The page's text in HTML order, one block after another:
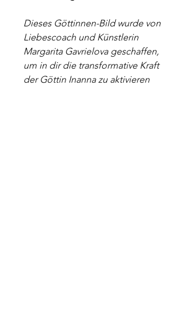
Dieses Göttinnen-Bild wurde von
Liebescoach und Künstlerin
Margarita Gavrielova geschaffen,
um in dir die transformative Kraft
der Göttin Inanna zu aktivieren